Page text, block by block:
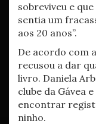
sobreviveu e
sentia um
aos 20 anos”.
De acordo com
recusou a dar
livro. Daniela
clube da Gávea
encontrar
ninho.